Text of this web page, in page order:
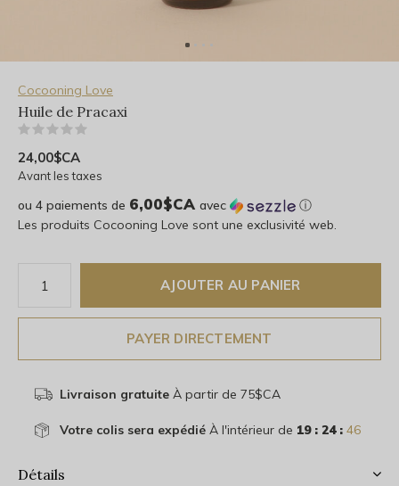
Cocooning Love
Huile de Pracaxi
24,00$CA
Avant les taxes
ou 4 paiements de 6,00$CA avec
ⓘ
Les produits Cocooning Love sont une exclusivité web.
AJOUTER AU PANIER
PAYER DIRECTEMENT
Livraison gratuiteÀ partir de 75$CA
Votre colis sera expédiéÀ l'intérieur de 19 : 24 : 46
Détails